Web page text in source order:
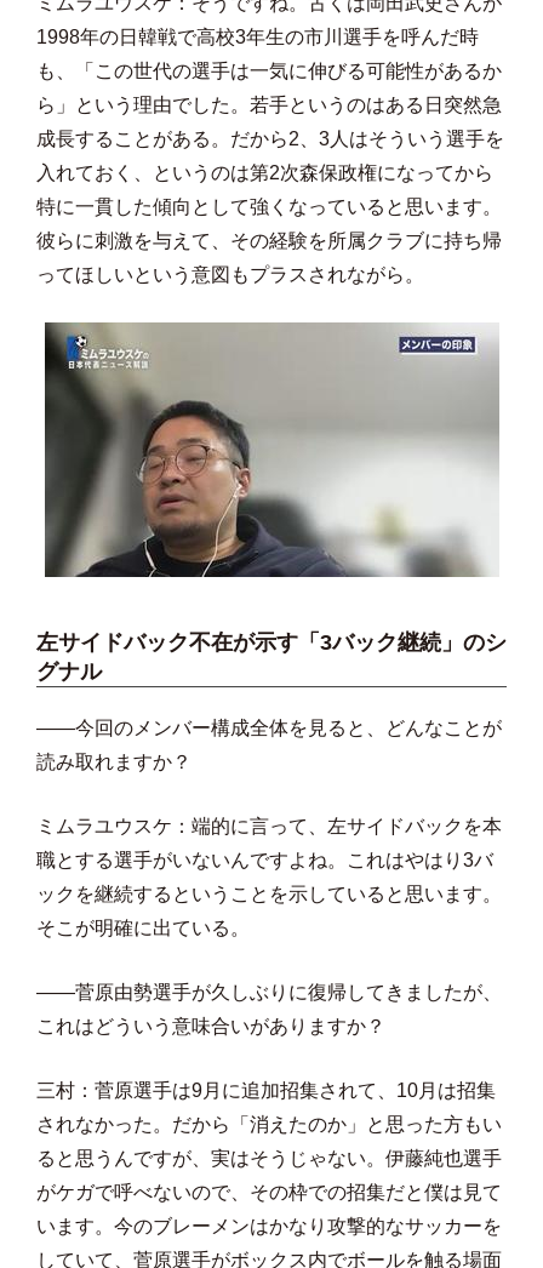
1998年の日韓戦で高校3年生の市川選手を呼んだ時
も、「この世代の選手は一気に伸びる可能性があるか
ら」という理由でした。若手というのはある日突然急
成長することがある。だから2、3人はそういう選手を
入れておく、というのは第2次森保政権になってから
特に一貫した傾向として強くなっていると思います。
彼らに刺激を与えて、その経験を所属クラブに持ち帰
ってほしいという意図もプラスされながら。
左サイドバック不在が示す「3バック継続」のシ
グナル
――今回のメンバー構成全体を見ると、どんなことが
読み取れますか？
ミムラユウスケ：端的に言って、左サイドバックを本
職とする選手がいないんですよね。これはやはり3バ
ックを継続するということを示していると思います。
そこが明確に出ている。
――菅原由勢選手が久しぶりに復帰してきましたが、
これはどういう意味合いがありますか？
三村：菅原選手は9月に追加招集されて、10月は招集
されなかった。だから「消えたのか」と思った方もい
ると思うんですが、実はそうじゃない。伊藤純也選手
がケガで呼べないので、その枠での招集だと僕は見て
います。今のブレーメンはかなり攻撃的なサッカーを
していて、菅原選手がボックス内でボールを触る場面